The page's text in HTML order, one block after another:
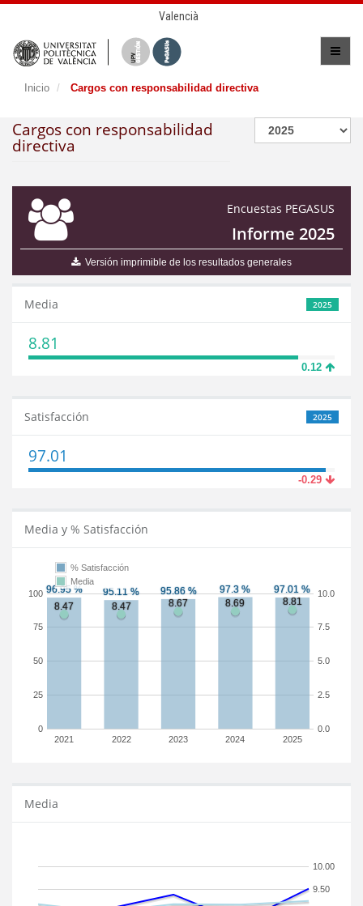
Valencià
Inicio Cargos con responsabilidad directiva
Cargos con responsabilidad
directiva
Encuestas PEGASUS
Informe 2025
Versión imprimible de los resultados generales
2025
Media
8.81
0.12
2025
Satisfacción
97.01
-0.29
Media y % Satisfacción
2021 2022 2023 2024 2025
0
25
50
75
100
0.0
2.5
5.0
7.5
10.0
% Satisfacción
Media
Media
9.50
10.00